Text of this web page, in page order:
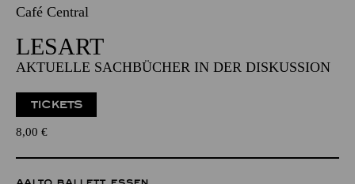
Café Central
LESART
AKTUELLE SACHBÜCHER IN DER DISKUSSION
TICKETS
8,00 €